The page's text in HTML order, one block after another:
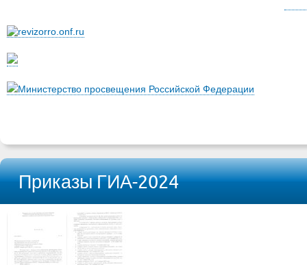
Министерство просвещения Российской Федерации
Приказы ГИА-2024